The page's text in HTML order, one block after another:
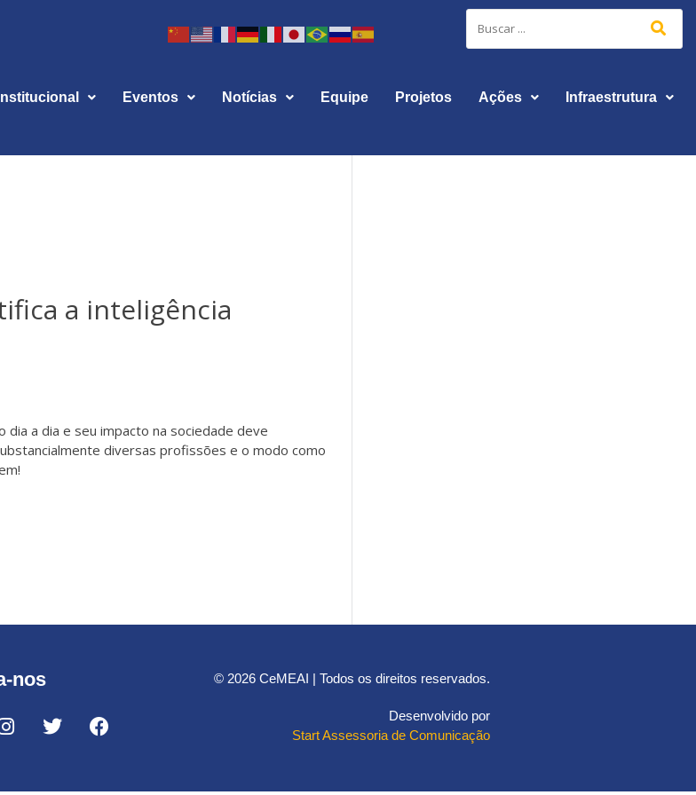
Institucional Eventos Notícias Equipe Projetos Ações Infraestrutura
a inteligência
a dia e seu impacto na sociedade deve
diversas profissões e o modo como
nos © 2026 CeMEAI | Todos os direitos reservados.
Desenvolvido por
Start Assessoria de Comunicação